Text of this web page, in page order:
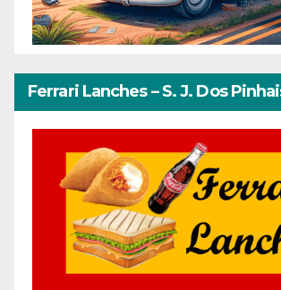
Ferrari Lanches – S. J. Dos